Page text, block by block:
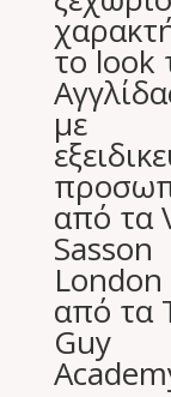
το look
με
από τα
Sasson
London
από τα
Guy